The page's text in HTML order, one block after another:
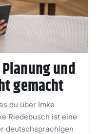
und
gemacht
du über Imke
Riedebusch ist eine
deutschsprachigen